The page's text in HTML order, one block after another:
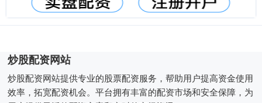
炒股配资网站
炒股配资网站提供专业的股票配资服务，帮助用户提高资金使用
效率，拓宽配资机会。平台拥有丰富的配资市场和安全保障，为